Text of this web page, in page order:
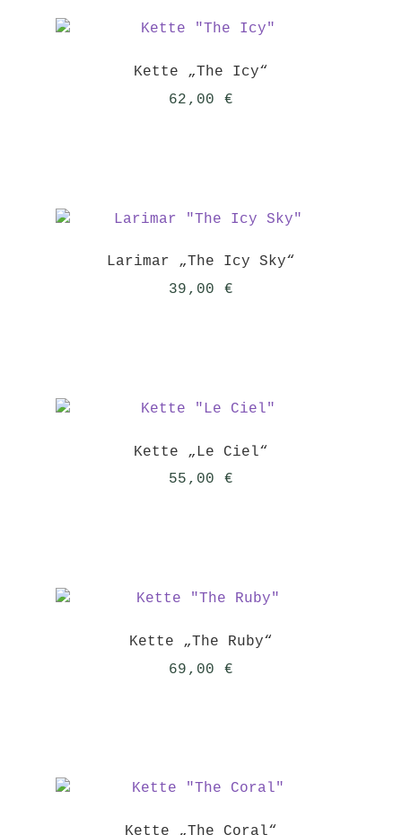
Kette „The Icy“
62,00 €
Larimar „The Icy Sky“
39,00 €
Kette „Le Ciel“
55,00 €
Kette „The Ruby“
69,00 €
Kette „The Coral“